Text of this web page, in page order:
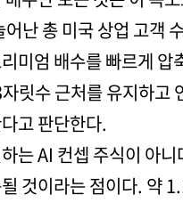
난 총 미국 상업 고객
미엄 배수를 빠르게 압
릿수 근처를 유지하고
고 판단한다.
는 AI 컨셉 주식이 아
것이라는 점이다. 약